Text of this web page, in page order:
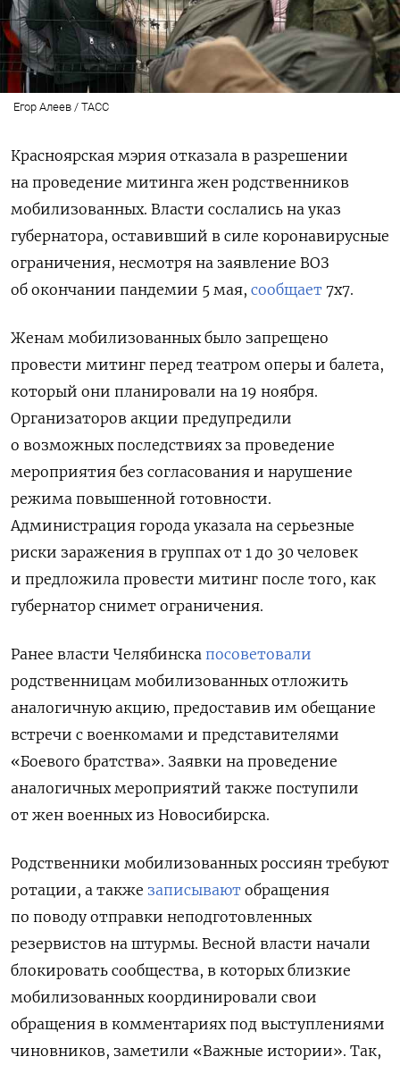
Егор Алеев / ТАСС
Красноярская мэрия отказала в разрешении
на проведение митинга жен родственников
мобилизованных. Власти сослались на указ
губернатора, оставивший в силе коронавирусные
ограничения, несмотря на заявление ВОЗ
об окончании пандемии 5 мая, сообщает 7x7.
Женам мобилизованных было запрещено
провести митинг перед театром оперы и балета,
который они планировали на 19 ноября.
Организаторов акции предупредили
о возможных последствиях за проведение
мероприятия без согласования и нарушение
режима повышенной готовности.
Администрация города указала на серьезные
риски заражения в группах от 1 до 30 человек
и предложила провести митинг после того, как
губернатор снимет ограничения.
Ранее власти Челябинска посоветовали
родственницам мобилизованных отложить
аналогичную акцию, предоставив им обещание
встречи с военкомами и представителями
«Боевого братства». Заявки на проведение
аналогичных мероприятий также поступили
от жен военных из Новосибирска.
Родственники мобилизованных россиян требуют
ротации, а также записывают обращения
по поводу отправки неподготовленных
резервистов на штурмы. Весной власти начали
блокировать сообщества, в которых близкие
мобилизованных координировали свои
обращения в комментариях под выступлениями
чиновников, заметили «Важные истории». Так,